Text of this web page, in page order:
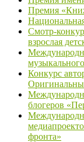
Премия
Смотр-
взрослая
Конкурс
блогеров
фронта»